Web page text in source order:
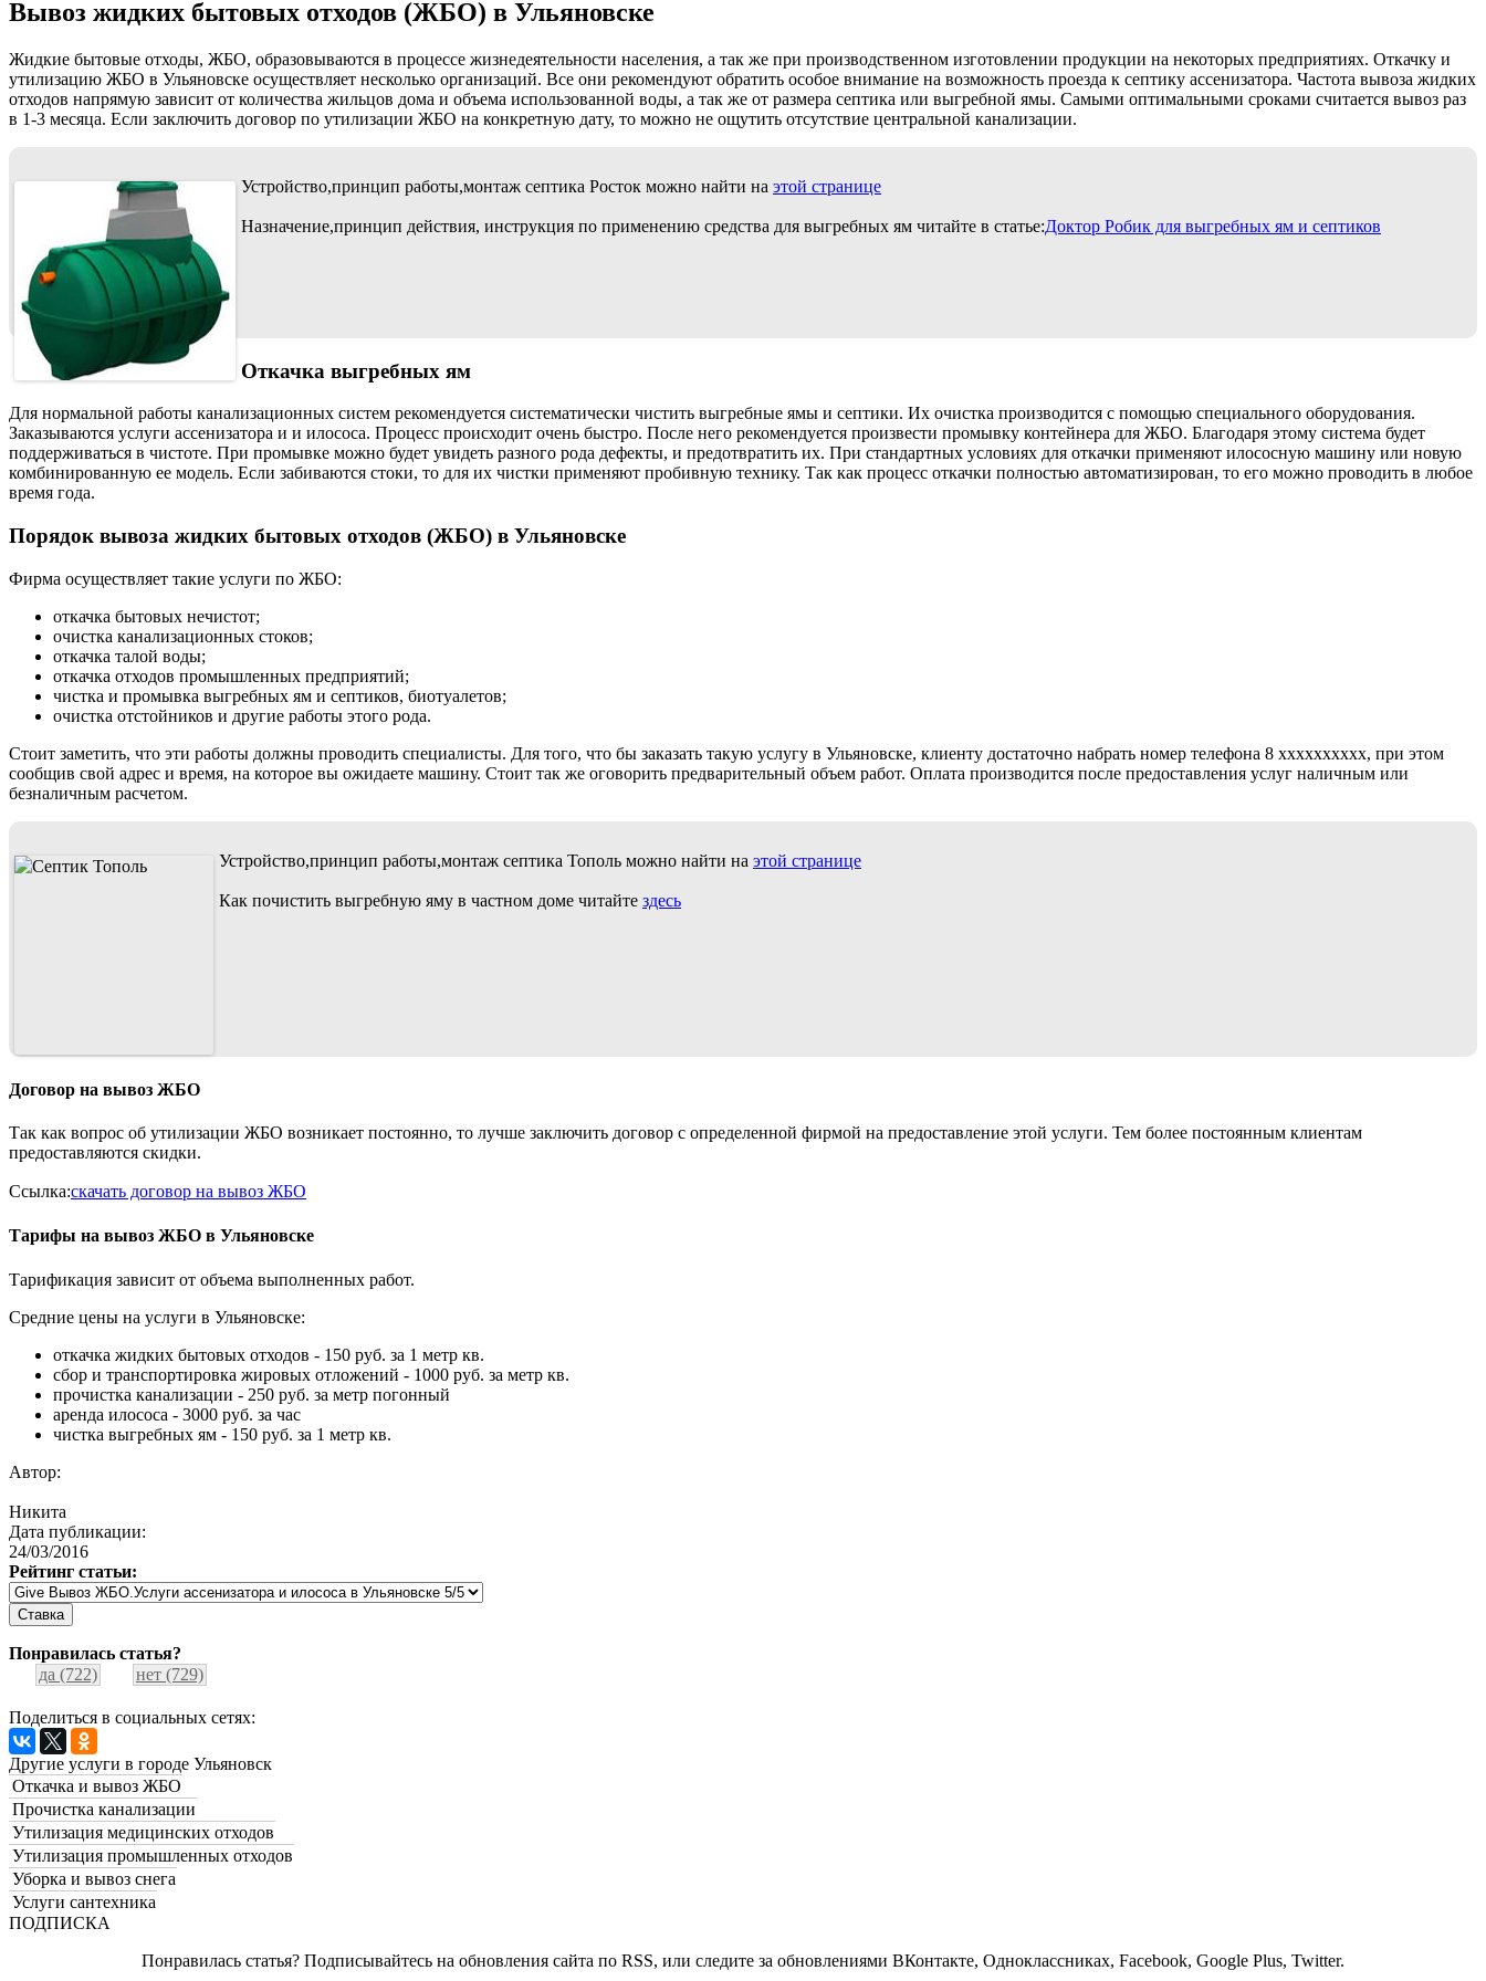
Вывоз жидких бытовых отходов (ЖБО) в Ульяновске
Жидкие бытовые отходы, ЖБО, образовываются в процессе жизнедеятельности населения, а так же при производственном изготовлении продукции на некоторых предприятиях. Откачку и
утилизацию ЖБО в Ульяновске осуществляет несколько организаций. Все они рекомендуют обратить особое внимание на возможность проезда к септику ассенизатора. Частота вывоза жидких
отходов напрямую зависит от количества жильцов дома и объема использованной воды, а так же от размера септика или выгребной ямы. Самыми оптимальными сроками считается вывоз раз
в 1-3 месяца. Если заключить договор по утилизации ЖБО на конкретную дату, то можно не ощутить отсутствие центральной канализации.
Устройство,принцип работы,монтаж септика Росток можно найти на этой странице
Назначение,принцип действия, инструкция по применению средства для выгребных ям читайте в статье:Доктор Робик для выгребных ям и септиков
Откачка выгребных ям
Для нормальной работы канализационных систем рекомендуется систематически чистить выгребные ямы и септики. Их очистка производится с помощью специального оборудования.
Заказываются услуги ассенизатора и и илососа. Процесс происходит очень быстро. После него рекомендуется произвести промывку контейнера для ЖБО. Благодаря этому система будет
поддерживаться в чистоте. При промывке можно будет увидеть разного рода дефекты, и предотвратить их. При стандартных условиях для откачки применяют илососную машину или новую
комбинированную ее модель. Если забиваются стоки, то для их чистки применяют пробивную технику. Так как процесс откачки полностью автоматизирован, то его можно проводить в любое
время года.
Порядок вывоза жидких бытовых отходов (ЖБО) в Ульяновске
Фирма осуществляет такие услуги по ЖБО:
откачка бытовых нечистот;
очистка канализационных стоков;
откачка талой воды;
откачка отходов промышленных предприятий;
чистка и промывка выгребных ям и септиков, биотуалетов;
очистка отстойников и другие работы этого рода.
Стоит заметить, что эти работы должны проводить специалисты. Для того, что бы заказать такую услугу в Ульяновске, клиенту достаточно набрать номер телефона 8 xxxxxxxxxx, при этом
сообщив свой адрес и время, на которое вы ожидаете машину. Стоит так же оговорить предварительный объем работ. Оплата производится после предоставления услуг наличным или
безналичным расчетом.
Устройство,принцип работы,монтаж септика Тополь можно найти на этой странице
Как почистить выгребную яму в частном доме читайте здесь
Договор на вывоз ЖБО
Так как вопрос об утилизации ЖБО возникает постоянно, то лучше заключить договор с определенной фирмой на предоставление этой услуги. Тем более постоянным клиентам
предоставляются скидки.
Ссылка:скачать договор на вывоз ЖБО
Тарифы на вывоз ЖБО в Ульяновске
Тарификация зависит от объема выполненных работ.
Средние цены на услуги в Ульяновске:
откачка жидких бытовых отходов - 150 руб. за 1 метр кв.
сбор и транспортировка жировых отложений - 1000 руб. за метр кв.
прочистка канализации - 250 руб. за метр погонный
аренда илососа - 3000 руб. за час
чистка выгребных ям - 150 руб. за 1 метр кв.
Автор:
Никита
Дата публикации:
24/03/2016
Рейтинг статьи:
Понравилась статья?
да (722)
нет (729)
Поделиться в социальных сетях:
Другие услуги в городе Ульяновск
Откачка и вывоз ЖБО
Прочистка канализации
Утилизация медицинских отходов
Утилизация промышленных отходов
Уборка и вывоз снега
Услуги сантехника
ПОДПИСКА
Понравилась статья? Подписывайтесь на обновления сайта по RSS, или следите за обновлениями ВКонтакте, Одноклассниках, Facebook, Google Plus, Twitter.